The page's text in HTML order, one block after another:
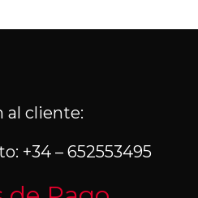
al cliente:
+34 – 652553495